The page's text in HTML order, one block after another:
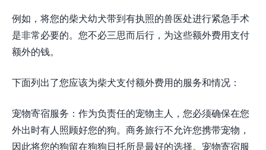
例如，将您的柴犬幼犬带到有执照的兽医处进行紧急手术
是非常必要的。您不必三思而后行，为这些额外费用支付
额外的钱。
下面列出了您应该为柴犬支付额外费用的服务和情况：
宠物寄宿服务：作为负责任的宠物主人，您必须确保在您
外出时有人照顾好您的狗。商务旅行不允许您携带宠物，
因此将您的狗留在狗狗日托所是最好的选择。宠物寄宿服